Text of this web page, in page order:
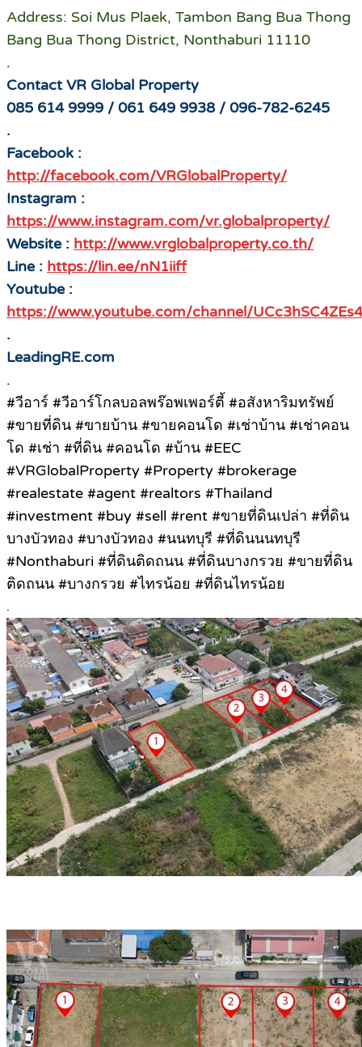
Address: Soi Mus Plaek, Tambon Bang Bua Thong
Bang Bua Thong District, Nonthaburi 11110
.
Contact VR Global Property
085 614 9999 / 061 649 9938 / 096-782-6245
.
Facebook :
http://facebook.com/VRGlobalProperty/
Instagram :
https://www.instagram.com/vr.globalproperty/
Website : http://www.vrglobalproperty.co.th/
Line : https://lin.ee/nN1iiff
Youtube :
https://www.youtube.com/channel/
.
LeadingRE.com
.
#วีอาร์ #วีอาร์โกลบอลพร๊อพเพอร์ตี้ #อสังหาริมทรัพย์
#ขายที่ดิน #ขายบ้าน #ขายคอนโด #เช่าบ้าน #เช่าคอน
โด #เช่า #ที่ดิน #คอนโด #บ้าน #EEC
#VRGlobalProperty #Property #brokerage
#realestate #agent #realtors #Thailand
#investment #buy #sell #rent #ขายที่ดินเปล่า #ที่ดิน
บางบัวทอง #บางบัวทอง #นนทบุรี #ที่ดินนนทบุรี
#Nonthaburi #ที่ดินติดถนน #ที่ดินบางกรวย #ขายที่ดิน
ติดถนน #บางกรวย #ไทรน้อย #ที่ดินไทรน้อย
.